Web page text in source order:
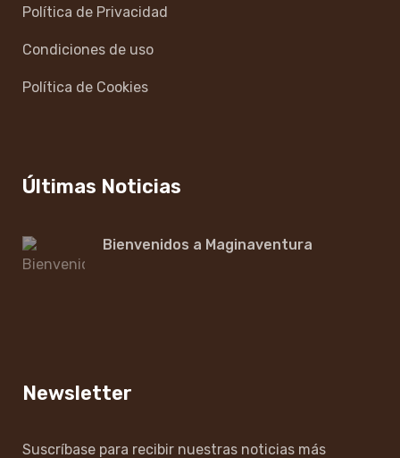
Política de Privacidad
Condiciones de uso
Política de Cookies
Últimas Noticias
Bienvenidos a Maginaventura
Newsletter
Suscríbase para recibir nuestras noticias más